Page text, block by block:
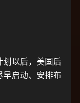
以后，美国后
启动、安排布